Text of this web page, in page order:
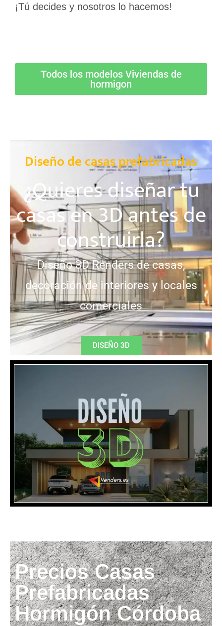
¡Tú decides y nosotros lo hacemos!
Todos los modelos Viviendas de
hormigon
Diseño de casas prefabricadas
¿Quieres diseñar tu
casas en 3D antes de
construirla?
Diseño 3D Renders de casas,
decoración de interiores y locales
comerciales
DISEÑO 3D
Precios Casas
Prefabricadas
Hormigón Córdoba